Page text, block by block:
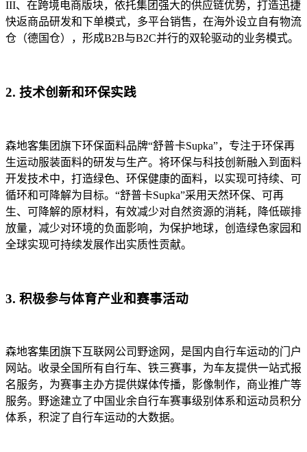
III、在跨境电商版块，依托集团强大的供应链优势，打造迅捷
快返商品研发和下单模式，多平台销售，在海外设立自有物流
仓（德国仓），形成B2B与B2C并行的双轮驱动的业务模式。
2. 技术创新和环保实践
森地客集团旗下环保面料品牌“舒普卡Supka”，专注于环保再
生运动服装面料的研发与生产。将环保与科技创新融入到面料
开发技术中，打造绿色、环保健康的面料，以实现可持续、可
循环和可降解为目标。“舒普卡Supka”采用天然环保、可再
生、可降解的原材料，有效减少对自然资源的消耗，降低碳排
放量，减少对环境的负面影响，为保护地球，创造绿色家园和
全球实现可持续发展作出实质性贡献。
3. 积极参与体育产业和赛事活动
森地客集团旗下互联网公司野途网，是国内自行车运动的门户
网站。收录全国所有自行车、铁三赛事，为车友提供一站式报
名服务，为赛事主办方提供媒体传播，影像制作，商业推广等
服务。野途建立了中国业余自行车赛事级别体系和运动员积分
体系，积淀了自行车运动的大数据。